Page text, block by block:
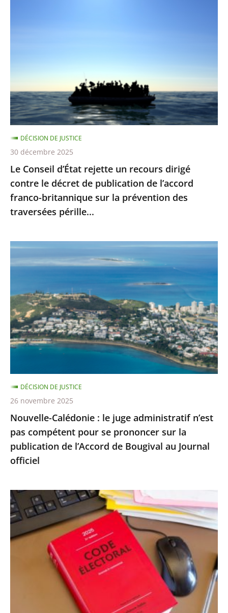
recours
contre
le
décret
de
publication
de
l’accord
franco-
britannique
la
prévention
des
pérille...
Le Conseil d’État rejette un recours dirigé
contre le décret de publication de l’accord
franco-britannique sur la prévention des
traversées pérille...
DÉCISION DE JUSTICE
30 décembre 2025
Nouvelle-
Calédonie
juge
administratif
n’est
pas
pour
se
prononcer
sur
la
publication
de
de
Bougival
au
Journal
Nouvelle-Calédonie : le juge administratif n’est
pas compétent pour se prononcer sur la
publication de l’Accord de Bougival au Journal
officiel
DÉCISION DE JUSTICE
26 novembre 2025
Exécution
provisoire
d’une
peine
d’inéligibilité